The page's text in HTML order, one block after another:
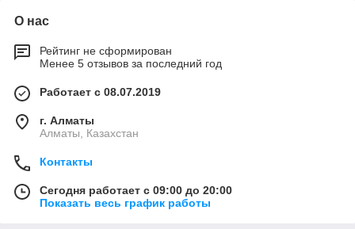
О нас
Рейтинг не сформирован
Менее 5 отзывов за последний год
Работает с 08.07.2019
г. Алматы
Алматы, Казахстан
Контакты
Сегодня работает с 09:00 до 20:00
Показать весь график работы